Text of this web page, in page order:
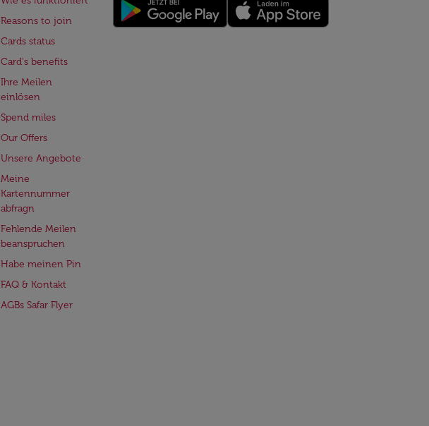
Reasons to join
Cards status
Card's benefits
Ihre Meilen
einlösen
Spend miles
Our Offers
Unsere Angebote
Meine
Kartennummer
abfragn
Fehlende Meilen
beanspruchen
Habe meinen Pin
FAQ & Kontakt
AGBs Safar Flyer